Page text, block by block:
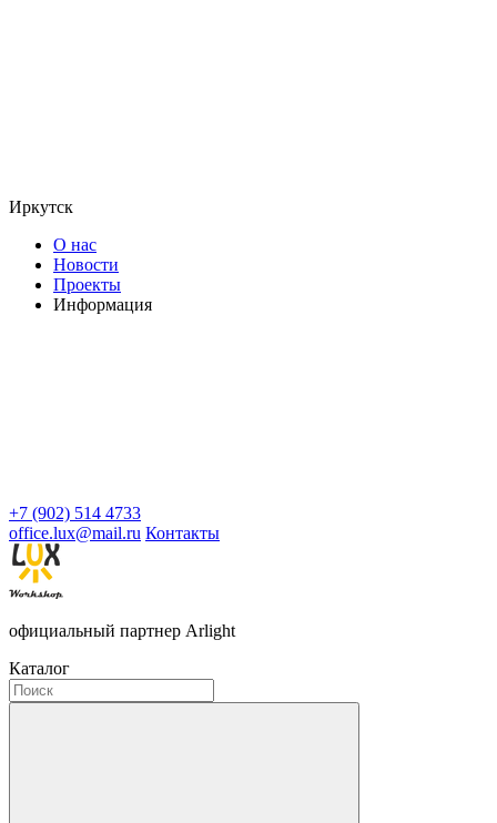
Иркутск
О нас
Новости
Проекты
Информация
+7 (902) 514 4733
office.lux@mail.ru Контакты
официальный партнер Arlight
Каталог